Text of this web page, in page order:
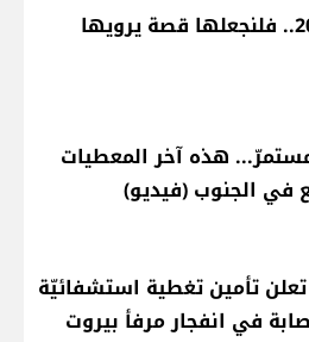
صيدا 2027.. فلنجعلها قصة يرويها
هذه آخر المعطيات
في الجنوب (فيديو)
تأمين تغطية استشفائيّة
في انفجار مرفأ بيروت